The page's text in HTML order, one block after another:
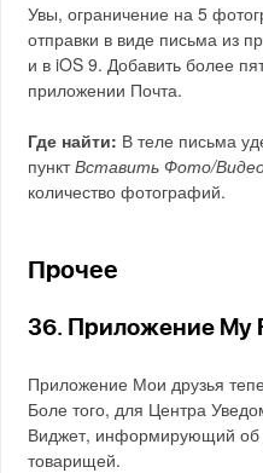
Увы, ограничение на 5
отправки в виде письма из
и в iOS 9. Добавить более
приложении Почта.
Где найти: В теле письма
пунктВставить Фото/
количество фотографий.
Прочее
36. Приложение My
Приложение Мои друзья
Боле того, для Центра
Виджет, информирующий об
товарищей.